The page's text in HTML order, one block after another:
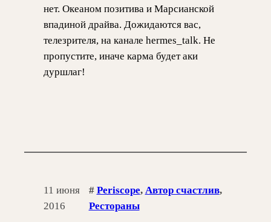
нет. Океаном позитива и Марсианской
впадиной драйва. Дожидаются вас,
телезрителя, на канале hermes_talk. Не
пропустите, иначе карма будет аки
дуршлаг!
11 июня
2016
# Periscope, Автор счастлив ,
Рестораны